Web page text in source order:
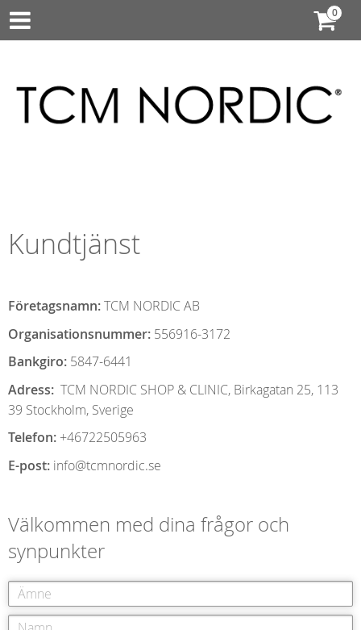
Kundtjänst
Företagsnamn:TCM NORDIC AB
Organisationsnummer: 556916-3172
Bankgiro: 5847-6441
Adress: TCM NORDIC SHOP & CLINIC, Birkagatan 25, 113
39 Stockholm, Sverige
Telefon: +46722505963
E-post: info@tcmnordic.se
Välkommen med dina frågor och
synpunkter